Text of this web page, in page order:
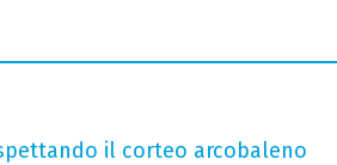
il corteo arcobaleno